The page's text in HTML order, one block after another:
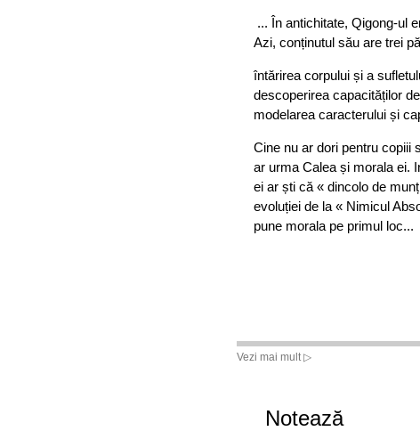
... În antichitate, Qigong-ul
Azi, conținutul său are trei
întărirea corpului și a
descoperirea capacităților
modelarea caracterului și
Cine nu ar dori pentru copiii
ar urma Calea și morala ei.
ei ar ști că « dincolo de
evoluției de la « Nimicul
pune morala pe primul loc...
Vezi mai mult ▷
Notează